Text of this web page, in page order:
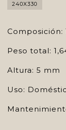
240X330
Composición:
Peso total:
Altura: 5 mm
Uso: